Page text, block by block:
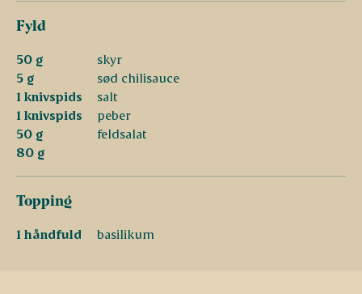
Fyld
50 g
skyr
5 g
sød chilisauce
1 knivspids
salt
1 knivspids
peber
50 g
feldsalat
80 g
Topping
1 håndfuld basilikum